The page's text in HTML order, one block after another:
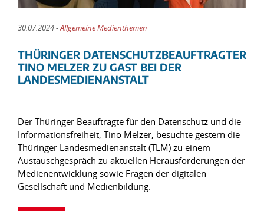
30.07.2024 -Allgemeine Medienthemen
THÜRINGER DATENSCHUTZBEAUFTRAGTER
TINO MELZER ZU GAST BEI DER
LANDESMEDIENANSTALT
Der Thüringer Beauftragte für den Datenschutz und die
Informationsfreiheit, Tino Melzer, besuchte gestern die
Thüringer Landesmedienanstalt (TLM) zu einem
Austauschgespräch zu aktuellen Herausforderungen der
Medienentwicklung sowie Fragen der digitalen
Gesellschaft und Medienbildung.